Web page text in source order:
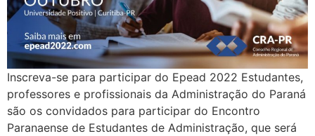
Inscreva-se para participar do Epead 2022 Estudantes,
professores e profissionais da Administração do Paraná
são os convidados para participar do Encontro
Paranaense de Estudantes de Administração, que será